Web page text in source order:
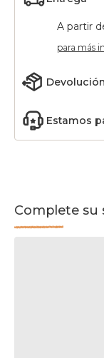
A partir
para más
Estamos
Complete su